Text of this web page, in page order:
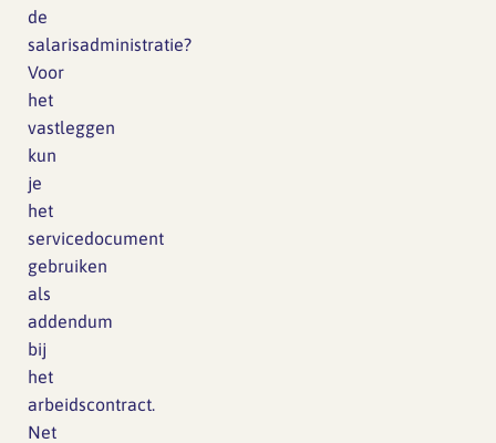
de
salarisadministratie?
Voor
het
vastleggen
kun
je
het
servicedocument
gebruiken
als
addendum
bij
het
arbeidscontract.
Net